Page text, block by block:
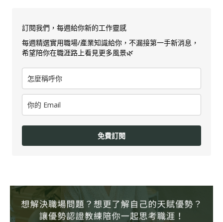
訂閱我們，每週給你新的工作靈感
每週精選實用職場/產業知識給你，不漏接第一手新消息，
希望陪你在職涯路上看見更多風景🌿
免費訂閱